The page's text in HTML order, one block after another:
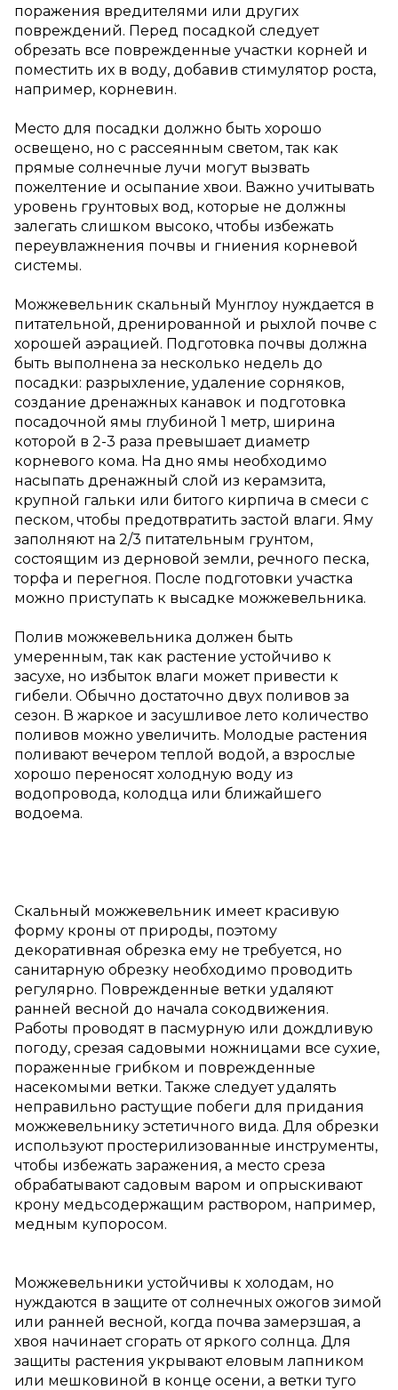
поражения вредителями или других
повреждений. Перед посадкой следует
обрезать все поврежденные участки корней и
поместить их в воду, добавив стимулятор роста,
например, корневин.
Место для посадки должно быть хорошо
освещено, но с рассеянным светом, так как
прямые солнечные лучи могут вызвать
пожелтение и осыпание хвои. Важно учитывать
уровень грунтовых вод, которые не должны
залегать слишком высоко, чтобы избежать
переувлажнения почвы и гниения корневой
системы.
Можжевельник скальный Мунглоу нуждается в
питательной, дренированной и рыхлой почве с
хорошей аэрацией. Подготовка почвы должна
быть выполнена за несколько недель до
посадки: разрыхление, удаление сорняков,
создание дренажных канавок и подготовка
посадочной ямы глубиной 1 метр, ширина
которой в 2-3 раза превышает диаметр
корневого кома. На дно ямы необходимо
насыпать дренажный слой из керамзита,
крупной гальки или битого кирпича в смеси с
песком, чтобы предотвратить застой влаги. Яму
заполняют на 2/3 питательным грунтом,
состоящим из дерновой земли, речного песка,
торфа и перегноя. После подготовки участка
можно приступать к высадке можжевельника.
Полив можжевельника должен быть
умеренным, так как растение устойчиво к
засухе, но избыток влаги может привести к
гибели. Обычно достаточно двух поливов за
сезон. В жаркое и засушливое лето количество
поливов можно увеличить. Молодые растения
поливают вечером теплой водой, а взрослые
хорошо переносят холодную воду из
водопровода, колодца или ближайшего
водоема.
Скальный можжевельник имеет красивую
форму кроны от природы, поэтому
декоративная обрезка ему не требуется, но
санитарную обрезку необходимо проводить
регулярно. Поврежденные ветки удаляют
ранней весной до начала сокодвижения.
Работы проводят в пасмурную или дождливую
погоду, срезая садовыми ножницами все сухие,
пораженные грибком и поврежденные
насекомыми ветки. Также следует удалять
неправильно растущие побеги для придания
можжевельнику эстетичного вида. Для обрезки
используют простерилизованные инструменты,
чтобы избежать заражения, а место среза
обрабатывают садовым варом и опрыскивают
крону медьсодержащим раствором, например,
медным купоросом.
Можжевельники устойчивы к холодам, но
нуждаются в защите от солнечных ожогов зимой
или ранней весной, когда почва замерзшая, а
хвоя начинает сгорать от яркого солнца. Для
защиты растения укрывают еловым лапником
или мешковиной в конце осени, а ветки туго